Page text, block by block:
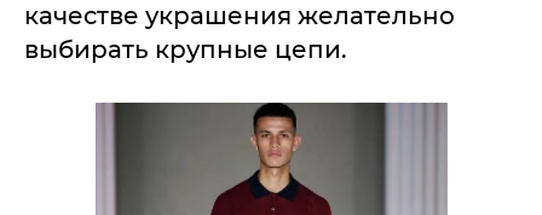
качестве украшения желательно
выбирать крупные цепи.